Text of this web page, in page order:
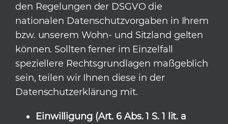
den Regelungen der DSGVO die
nationalen Datenschutzvorgaben in Ihrem
bzw. unserem Wohn- und Sitzland gelten
können. Sollten ferner im Einzelfall
speziellere Rechtsgrundlagen maßgeblich
sein, teilen wir Ihnen diese in der
Datenschutzerklärung mit.
Einwilligung (Art. 6 Abs. 1 S. 1 lit. a